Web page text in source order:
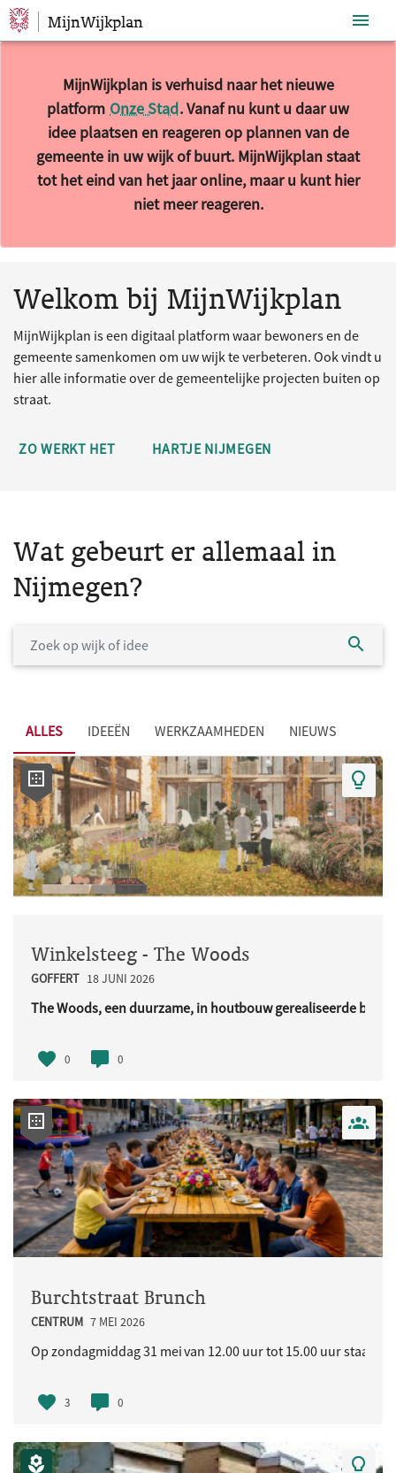
Sla navigatie over
MijnWijkplan
MijnWijkplan is verhuisd naar het nieuwe
platform Onze Stad. Vanaf nu kunt u daar uw
idee plaatsen en reageren op plannen van de
gemeente in uw wijk of buurt. MijnWijkplan staat
tot het eind van het jaar online, maar u kunt hier
niet meer reageren.
Welkom bij MijnWijkplan
MijnWijkplan is een digitaal platform waar bewoners en de
gemeente samenkomen om uw wijk te verbeteren. Ook vindt u
hier alle informatie over de gemeentelijke projecten buiten op
straat.
ZO WERKT HET HARTJE NIJMEGEN
Wat gebeurt er allemaal in
Nijmegen?
ALLES IDEEËN WERKZAAMHEDEN NIEUWS
Winkelsteeg - The Woods
GOFFERT 18 JUNI 2026
The Woods, een duurzame, in houtbouw gerealiseerde buurt
0 0
Burchtstraat Brunch
CENTRUM 7 MEI 2026
Op zondagmiddag 31 mei van 12.00 uur tot 15.00 uur staat in
3 0